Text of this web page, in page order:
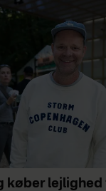
køber lejlighed